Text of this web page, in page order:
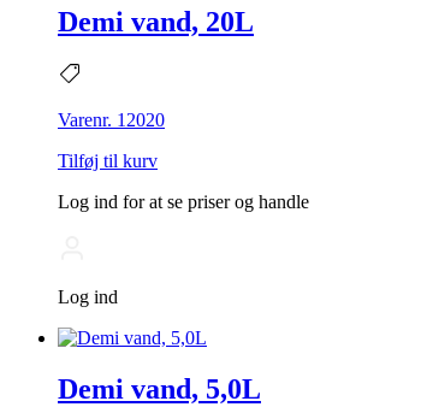
Demi vand, 20L
Varenr. 12020
Tilføj til kurv
Log ind for at se priser og handle
Log ind
Demi vand, 5,0L